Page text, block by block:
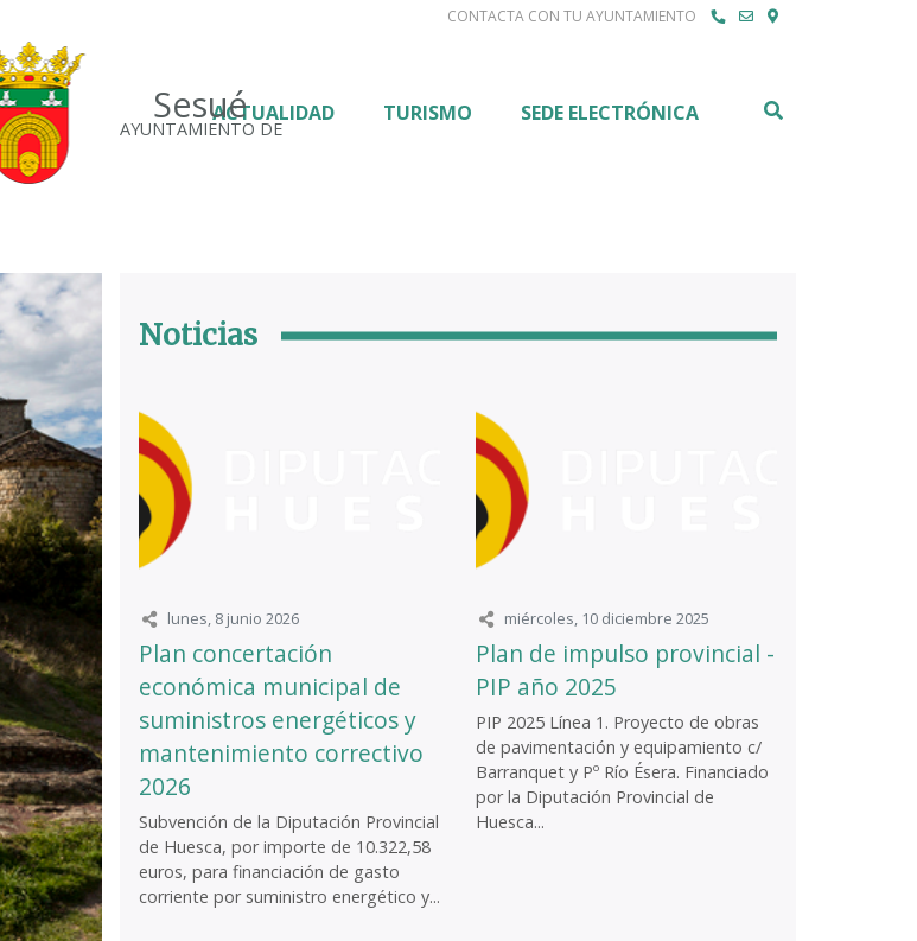
CONTACTA CON TU AYUNTAMIENTO
Sesué
AYUNTAMIENTO DE
ACTUALIDAD TURISMO SEDE ELECTRÓNICA
Noticias
lunes, 8 junio 2026
Plan concertación
económica municipal de
suministros energéticos y
mantenimiento correctivo
2026
Subvención de la Diputación Provincial
de Huesca, por importe de 10.322,58
euros, para financiación de gasto
corriente por suministro energético y...
miércoles, 10 diciembre 2025
Plan de impulso provincial -
PIP año 2025
PIP 2025 Línea 1. Proyecto de obras
de pavimentación y equipamiento c/
Barranquet y Pº Río Ésera. Financiado
por la Diputación Provincial de
Huesca...